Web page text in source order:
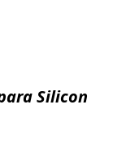
Silicon